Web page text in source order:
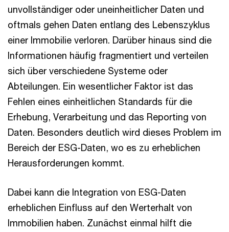
unvollständiger oder uneinheitlicher Daten und
oftmals gehen Daten entlang des Lebenszyklus
einer Immobilie verloren. Darüber hinaus sind die
Informationen häufig fragmentiert und verteilen
sich über verschiedene Systeme oder
Abteilungen. Ein wesentlicher Faktor ist das
Fehlen eines einheitlichen Standards für die
Erhebung, Verarbeitung und das Reporting von
Daten. Besonders deutlich wird dieses Problem im
Bereich der ESG-Daten, wo es zu erheblichen
Herausforderungen kommt.
Dabei kann die Integration von ESG-Daten
erheblichen Einfluss auf den Werterhalt von
Immobilien haben. Zunächst einmal hilft die